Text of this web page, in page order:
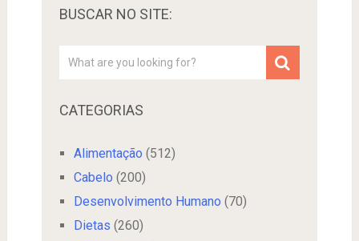
BUSCAR NO SITE:
CATEGORIAS
Alimentação (512)
Cabelo (200)
Desenvolvimento Humano (70)
Dietas (260)